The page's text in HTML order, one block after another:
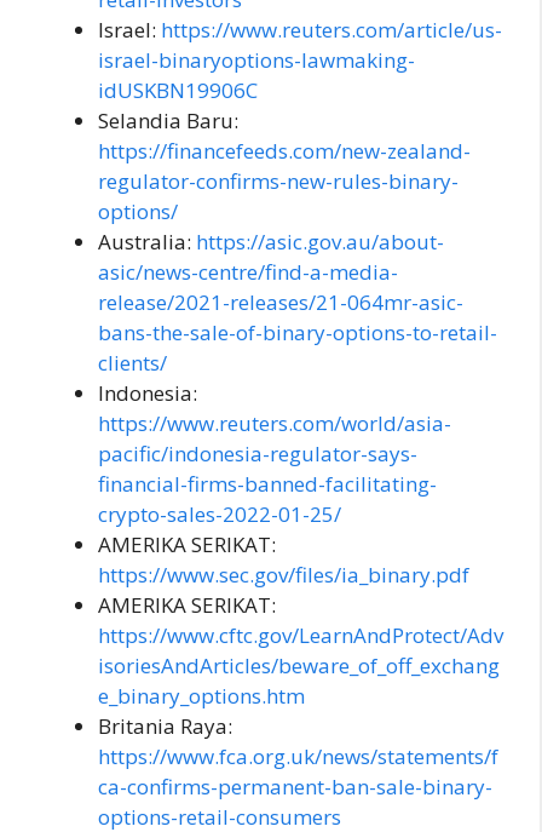
Israel: https://www.reuters.com/article/us-
israel-binaryoptions-lawmaking-
idUSKBN19906C
Selandia Baru:
https://financefeeds.com/new-zealand-
regulator-confirms-new-rules-binary-
options/
Australia: https://asic.gov.au/about-
asic/news-centre/find-a-media-
release/2021-releases/21-064mr-asic-
bans-the-sale-of-binary-options-to-retail-
clients/
Indonesia:
https://www.reuters.com/world/asia-
pacific/indonesia-regulator-says-
financial-firms-banned-facilitating-
crypto-sales-2022-01-25/
AMERIKA SERIKAT:
https://www.sec.gov/files/ia_binary.pdf
AMERIKA SERIKAT:
https://www.cftc.gov/LearnAndProtect/Adv
isoriesAndArticles/beware_of_off_exchang
e_binary_options.htm
Britania Raya:
https://www.fca.org.uk/news/statements/f
ca-confirms-permanent-ban-sale-binary-
options-retail-consumers